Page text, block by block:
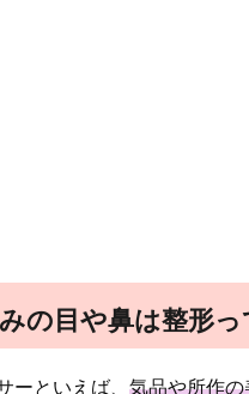
の目や鼻は整形っ
ーといえば、 気品や所作の